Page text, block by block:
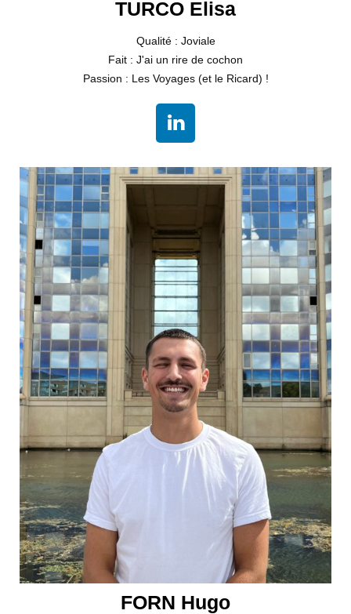
TURCO Elisa
Qualité : Joviale
Fait : J'ai un rire de cochon
Passion : Les Voyages (et le Ricard) !
FORN Hugo